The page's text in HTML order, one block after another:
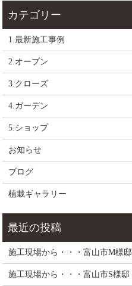
1.最新施工事例
2.オープン
3.クローズ
4.ガーデン
5.ショップ
お知らせ
ブログ
植栽ギャラリー
施工現場から・・・富山市M様邸
施工現場から・・・富山市S様邸